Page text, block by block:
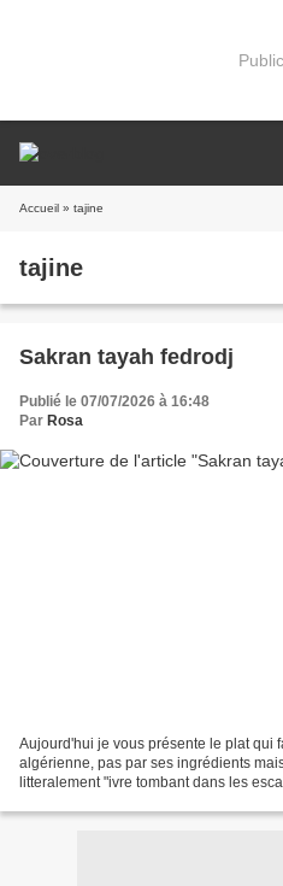
Accueil » tajine
tajine
Sakran tayah fedrodj
Publié le 07/07/2026 à 16:48
Par Rosa
Aujourd'hui je vous présente le plat qui
algérienne, pas par ses ingrédients
litteralement "ivre tombant dans les